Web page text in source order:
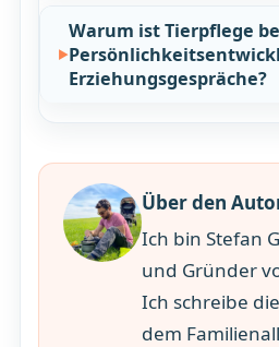
Warum ist Tierpflege
Erziehungsgespräche?
Über den
Ich bin Stefan
und Gründer
Ich schreibe
dem